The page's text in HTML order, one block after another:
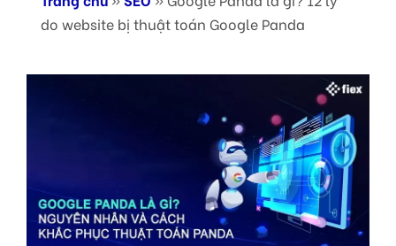
do website bị thuật toán Google Panda